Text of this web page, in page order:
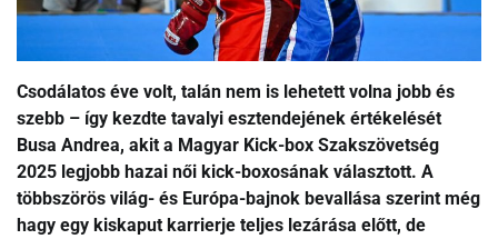
Csodálatos éve volt, talán nem is lehetett volna jobb és
szebb – így kezdte tavalyi esztendejének értékelését
Busa Andrea, akit a Magyar Kick-box Szakszövetség
2025 legjobb hazai női kick-boxosának választott. A
többszörös világ- és Európa-bajnok bevallása szerint még
hagy egy kiskaput karrierje teljes lezárása előtt, de